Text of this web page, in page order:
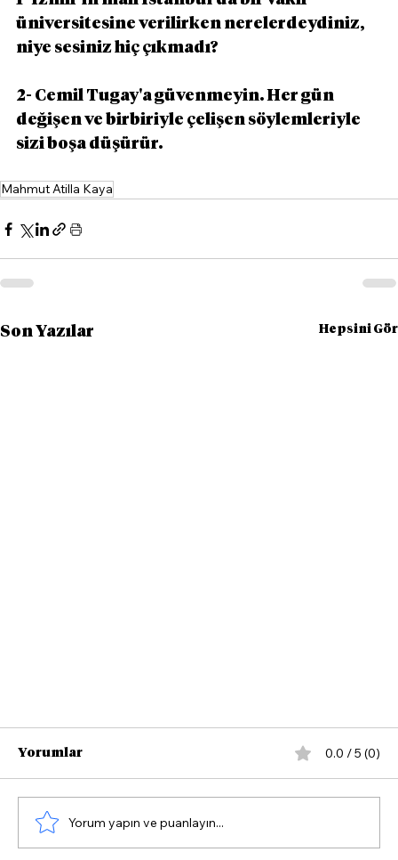
üniversitesine verilirken nerelerdeydiniz,
niye sesiniz hiç çıkmadı?
2- Cemil Tugay'a güvenmeyin. Her gün
değişen ve birbiriyle çelişen söylemleriyle
sizi boşa düşürür.
Mahmut Atilla Kaya
Son Yazılar Hepsini Gör
Yorumlar 0.0 / 5 (0)
Yorum yapın ve puanlayın...